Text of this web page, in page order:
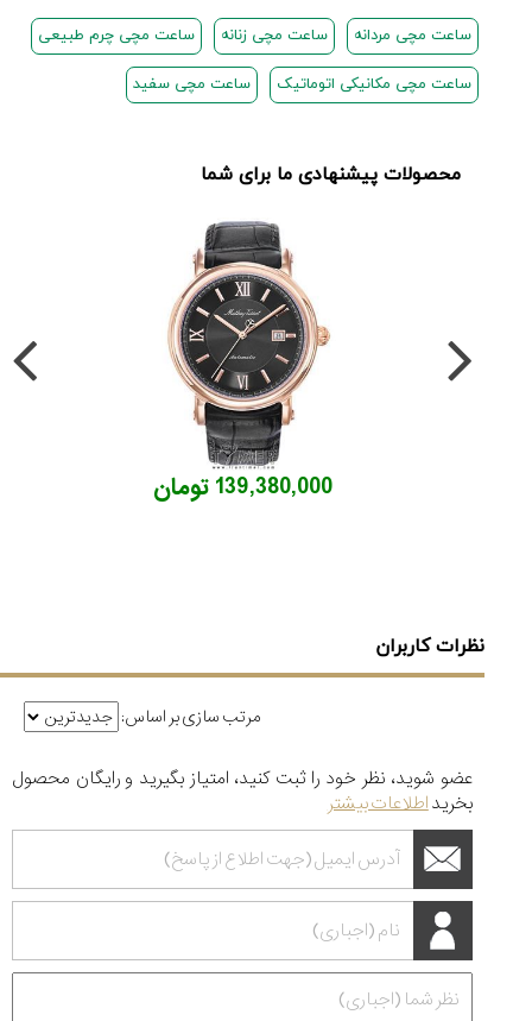
ساعت مچی مردانه ساعت مچی زنانه ساعت مچی چرم طبیعی
ساعت مچی مکانیکی اتوماتیک ساعت مچی سفید
محصولات پیشنهادی ما برای شما
139,380,000 تومان
نظرات کاربران
مرتب سازی بر اساس:
عضو شوید، نظر خود را ثبت کنید، امتیاز بگیرید و رایگان محصول
بخریداطلاعات بیشتر